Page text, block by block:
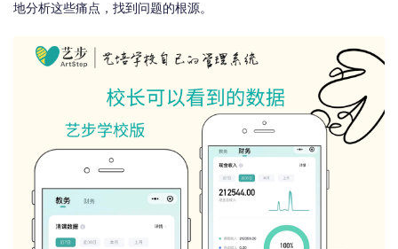
地分析这些痛点，找到问题的根源。